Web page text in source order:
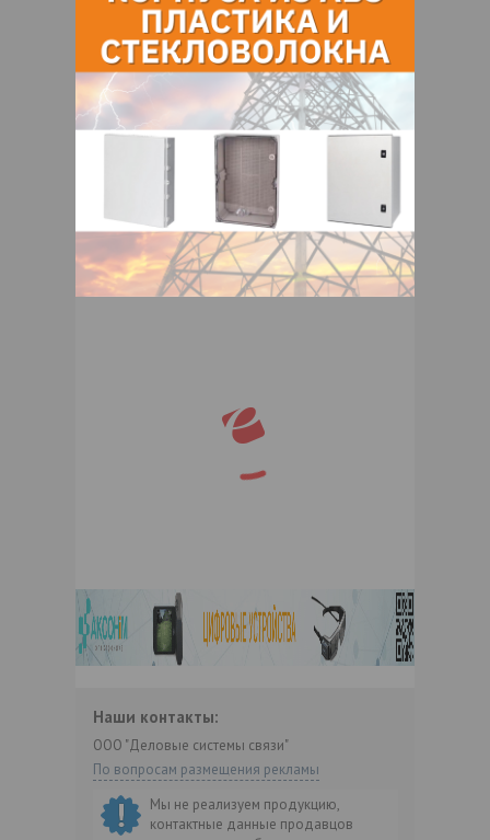
Оптовая торговля низковольтным
оборудованием, кабелем и средствами
для его прокладки.
Отзывы
Чтобы оставить комментарий или
выставить рейтинг, нужноВойтиили
Зарегистрироваться
Наши контакты:
ООО "Деловые системы связи"
По вопросам размещения рекламы
Мы не реализуем продукцию,
контактные данные продавцов